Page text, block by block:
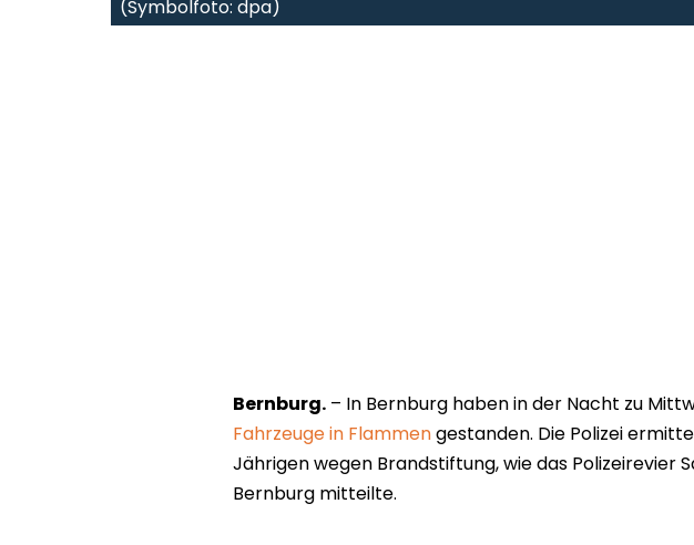
(Symbolfoto: dpa)
Bernburg. – In Bernburg haben in der Nacht zu
Fahrzeuge in Flammengestanden. Die Polizei
Jährigen wegen Brandstiftung, wie das Polizeirevier
Bernburg mitteilte.